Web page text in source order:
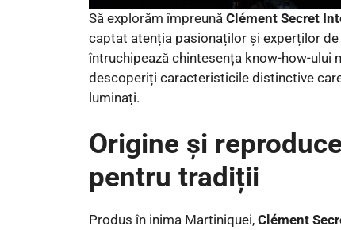
Să explorăm împreună Clément Secret
captat atenția pasionaților și experților
întruchipează chintesența know-how-ului
descoperiți caracteristicile distinctive
luminați.
Origine și
pentru tradiții
Produs în inima Martiniquei, Clément